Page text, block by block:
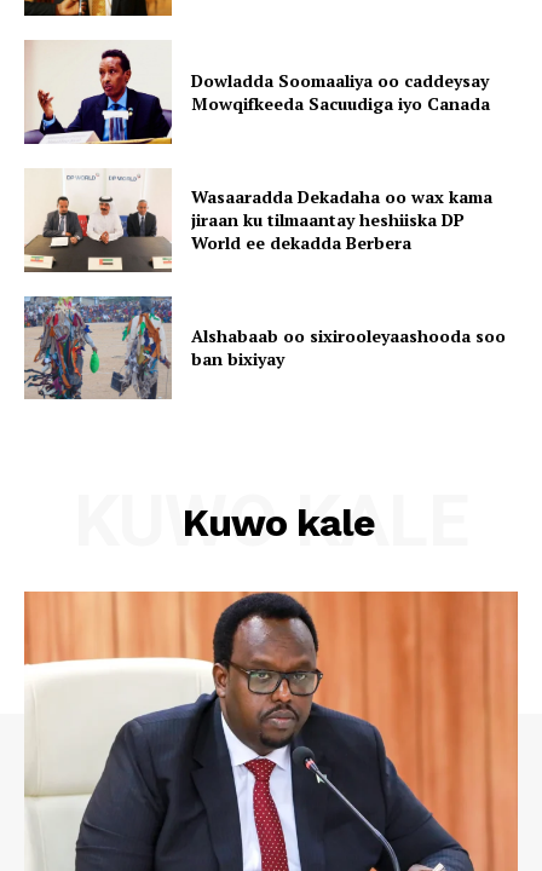
Dowladda Soomaaliya oo caddeysay
Mowqifkeeda Sacuudiga iyo Canada
Wasaaradda Dekadaha oo wax kama
jiraan ku tilmaantay heshiiska DP
World ee dekadda Berbera
Alshabaab oo sixirooleyaashooda soo
ban bixiyay
Kuwo kale
KUWO KALE